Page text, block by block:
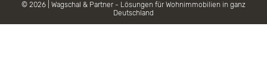
© 2026 | Wagschal & Partner - Lösungen für Wohnimmobilien in ganz
Deutschland